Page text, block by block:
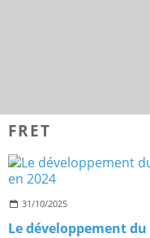
FRET
31/10/2025